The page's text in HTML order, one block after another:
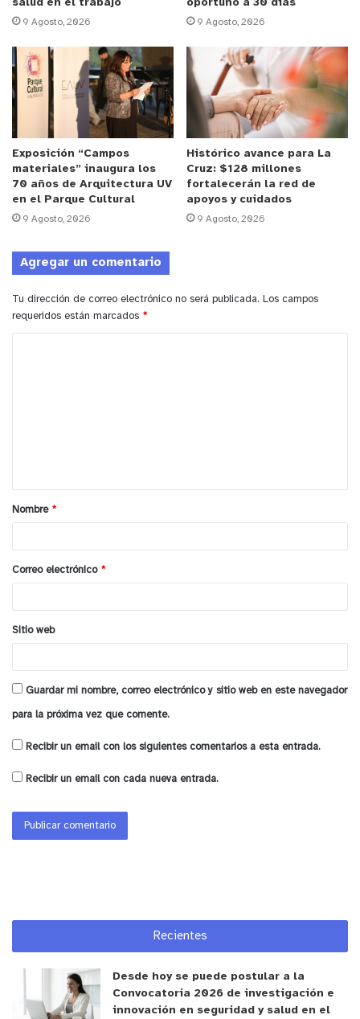
plataformas youtube y spotify. “Estamos grabando
dos sencillos más por estos días. Y mi objetivo en
el corto plazo es sólo crear música, sin muchas
pretensiones ni expectativas”, cuenta la mente
tras Cómpeta.
A través de nuestro portal hacemos la invitación a
explorar y conocer más de esta novedosa banda
oriunda de nuestra región. Revisa su trabajo en :
https://open.spotify.com/artist/34ttxek1wOLkO78b
ZsMrpU
https://www.instagram.com/competa_sonidos/
salud en el trabajo
9 Agosto, 2026
oportuno a 30 días
9 Agosto, 2026
Exposición “Campos
materiales” inaugura los
70 años de Arquitectura UV
en el Parque Cultural
9 Agosto, 2026
Histórico avance para La
Cruz: $128 millones
fortalecerán la red de
apoyos y cuidados
9 Agosto, 2026
Agregar un comentario
Tu dirección de correo electrónico no será publicada. Los campos
requeridos están marcados *
a
r
*
Nombre *
Correo electrónico *
Sitio web
Guardar mi nombre, correo electrónico y sitio web en este navegador
para la próxima vez que comente.
Recibir un email con los siguientes comentarios a esta entrada.
Recibir un email con cada nueva entrada.
Recientes
Desde hoy se puede postular a la
Convocatoria 2026 de investigación e
innovación en seguridad y salud en el